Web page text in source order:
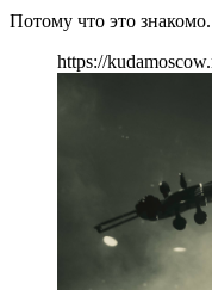
Потому что это
https://